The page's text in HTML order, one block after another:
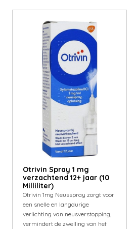
Otrivin Spray 1 mg
verzachtend 12+ jaar (10
Milliliter)
Otrivin 1mg Neusspray zorgt voor
een snelle en langdurige
verlichting van neusverstopping,
vermindert de zwelling van het